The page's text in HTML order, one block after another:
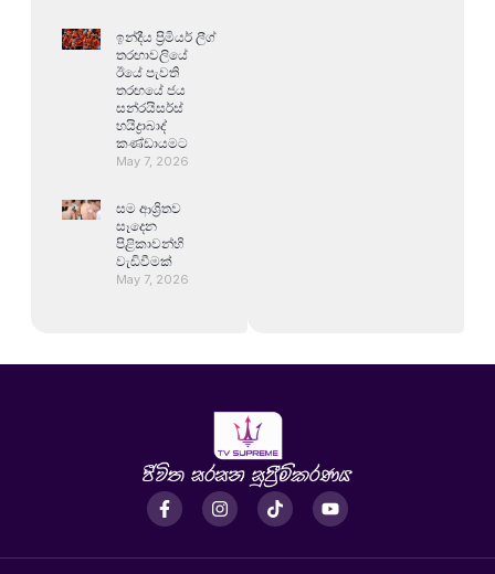
ඉන්දීය ප්‍රිමියර් ලීග්
තරඟාවලියේ
ඊයේ පැවති
තරඟයේ ජය
සන්රයිසර්ස්
හයිද්‍රාබාද්
කණ්ඩායමට
May 7, 2026
සම ආශ්‍රිතව
සෑදෙන
පිළිකාවන්හි
වැඩිවීමක්
May 7, 2026